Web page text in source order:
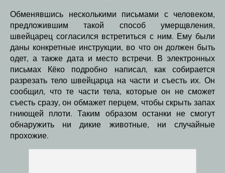
Обменявшись несколькими письмами с человеком,
предложившим такой способ умерщвления,
швейцарец согласился встретиться с ним. Ему были
даны конкретные инструкции, во что он должен быть
одет, а также дата и место встречи. В электронных
письмах Кёко подробно написал, как собирается
разрезать тело швейцарца на части и съесть их. Он
сообщил, что те части тела, которые он не сможет
съесть сразу, он обмажет перцем, чтобы скрыть запах
гниющей плоти. Таким образом останки не смогут
обнаружить ни дикие животные, ни случайные
прохожие.